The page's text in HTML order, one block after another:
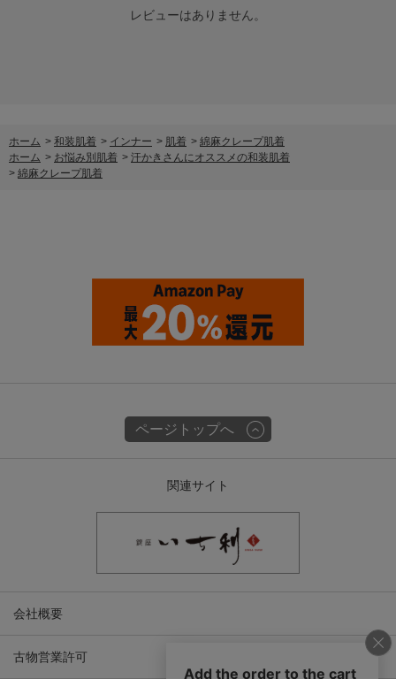
レビューはありません。
ホーム > 和装肌着 > インナー > 肌着 > 綿麻クレープ肌着
ホーム > お悩み別肌着 > 汗かきさんにオススメの和装肌着
> 綿麻クレープ肌着
ページトップへ
関連サイト
会社概要
古物営業許可